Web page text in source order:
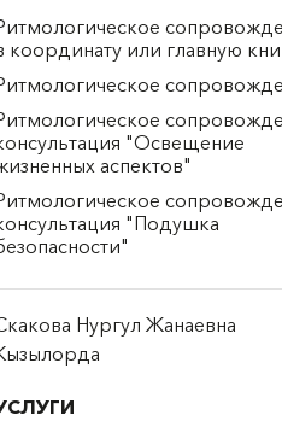
координату или главную
"Освещение
аспектов"
"Подушка
Нургул Жанаевна